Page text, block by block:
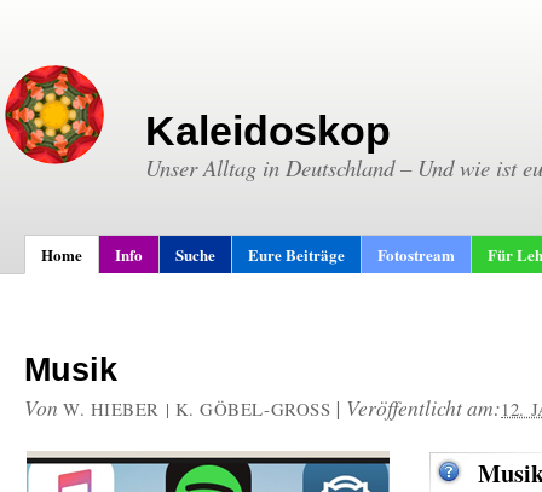
Kaleidoskop
Unser Alltag in Deutschland – Und wie ist
Home Info Suche Eure Beiträge Fotostream Für
Musik
Von W. HIEBER | K. GÖBEL-GROSS | Veröffentlicht am:12.